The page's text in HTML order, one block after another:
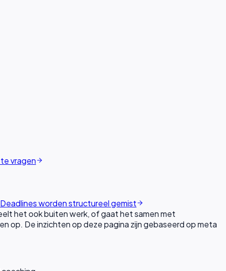
vragen
Deadlines worden structureel gemist
het ook buiten werk, of gaat het samen met
op. De inzichten op deze pagina zijn gebaseerd op meta